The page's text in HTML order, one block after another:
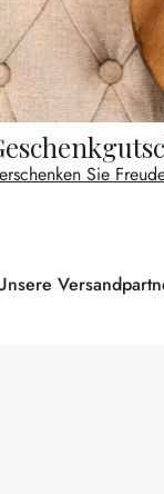
Sie